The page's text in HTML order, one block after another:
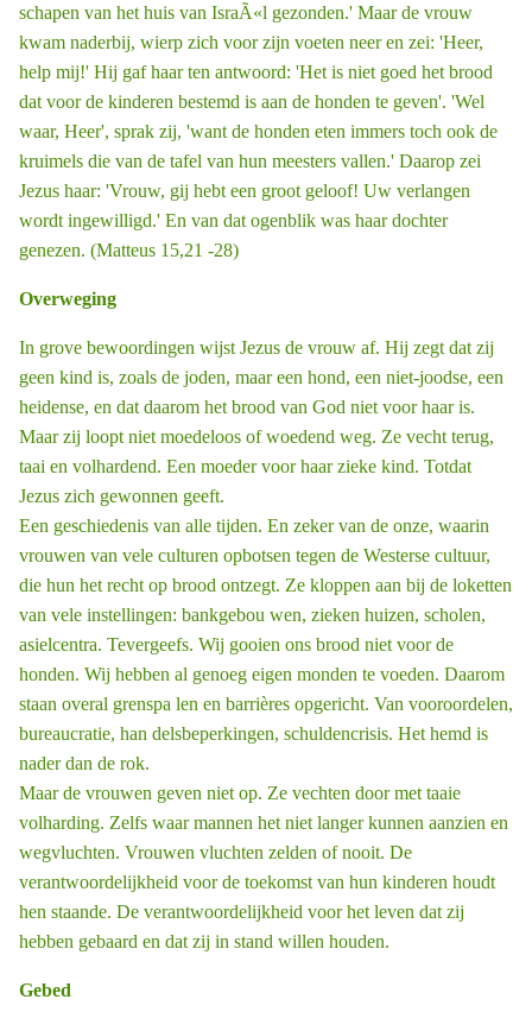
schapen van het huis van IsraÃ«l gezonden.' Maar de vrouw
kwam naderbij, wierp zich voor zijn voeten neer en zei: 'Heer,
help mij!' Hij gaf haar ten antwoord: 'Het is niet goed het brood
dat voor de kinderen bestemd is aan de honden te geven'. 'Wel
waar, Heer', sprak zij, 'want de honden eten immers toch ook de
kruimels die van de tafel van hun meesters vallen.' Daarop zei
Jezus haar: 'Vrouw, gij hebt een groot geloof! Uw verlangen
wordt ingewilligd.' En van dat ogenblik was haar dochter
genezen. (Matteus 15,21 -28)
Overweging
In grove bewoordingen wijst Jezus de vrouw af. Hij zegt dat zij
geen kind is, zoals de joden, maar een hond, een niet-joodse, een
heidense, en dat daarom het brood van God niet voor haar is.
Maar zij loopt niet moedeloos of woedend weg. Ze vecht terug,
taai en volhardend. Een moeder voor haar zieke kind. Totdat
Jezus zich gewonnen geeft.
Een geschiedenis van alle tijden. En zeker van de onze, waarin
vrouwen van vele culturen opbotsen tegen de Westerse cultuur,
die hun het recht op brood ontzegt. Ze kloppen aan bij de loketten
van vele instellingen: bankgebou ­wen, zieken ­huizen, scholen,
asielcentra. Tevergeefs. Wij gooien ons brood niet voor de
honden. Wij hebben al genoeg eigen monden te voeden. Daarom
staan overal grenspa ­len en barrières opgericht. Van vooroordelen,
bureaucratie, han ­delsbeperkingen, schuldencrisis. Het hemd is
nader dan de rok.
Maar de vrouwen geven niet op. Ze vechten door met taaie
volharding. Zelfs waar mannen het niet langer kunnen aanzien en
wegvluchten. Vrouwen vluchten zelden of nooit. De
verantwoordelijkheid voor de toekomst van hun kinderen houdt
hen staande. De verantwoordelijkheid voor het leven dat zij
hebben gebaard en dat zij in stand willen houden.
Gebed